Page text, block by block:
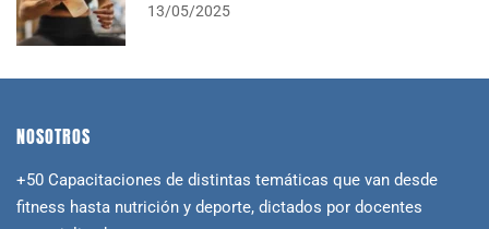
13/05/2025
NOSOTROS
+50 Capacitaciones de distintas temáticas que van desde
fitness hasta nutrición y deporte, dictados por docentes